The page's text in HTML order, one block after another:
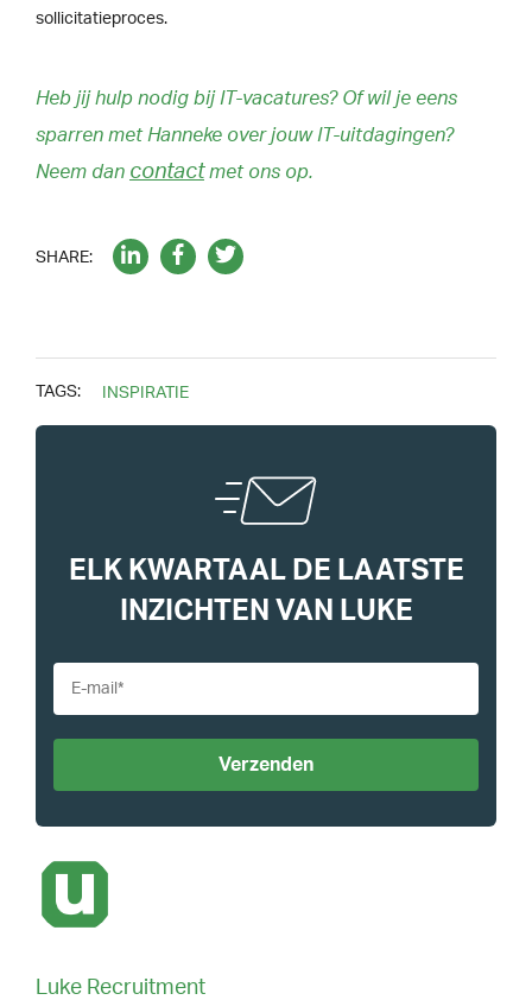
sollicitatieproces.
Heb jij hulp nodig bij IT-vacatures? Of wil je eens
sparren met Hanneke over jouw IT-uitdagingen?
Neem dan contactmet ons op.
SHARE:
TAGS: INSPIRATIE
ELK KWARTAAL DE LAATSTE
INZICHTEN VAN LUKE
Luke Recruitment